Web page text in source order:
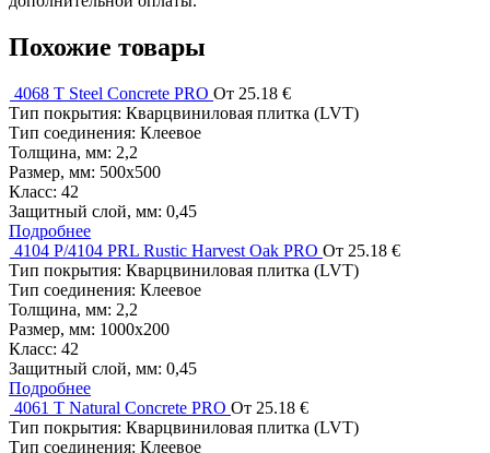
Похожие товары
4068 T Steel Concrete PRO От 25.18 €
Тип покрытия: Кварцвиниловая плитка (LVT)
Тип соединения: Клеевое
Толщина, мм: 2,2
Размер, мм: 500x500
Класс: 42
Защитный слой, мм: 0,45
Подробнее
4104 P/4104 PRL Rustic Harvest Oak PRO От 25.18 €
Тип покрытия: Кварцвиниловая плитка (LVT)
Тип соединения: Клеевое
Толщина, мм: 2,2
Размер, мм: 1000x200
Класс: 42
Защитный слой, мм: 0,45
Подробнее
4061 T Natural Concrete PRO От 25.18 €
Тип покрытия: Кварцвиниловая плитка (LVT)
Тип соединения: Клеевое